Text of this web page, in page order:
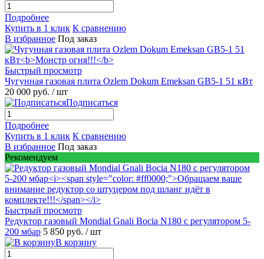
Подробнее
Купить в 1 клик К сравнению
В избранное Под заказ
Быстрый просмотр
Чугунная газовая плита Ozlem Dokum Emeksan GB5-1 51 кВт
20 000 руб. / шт
Подписаться
Подробнее
Купить в 1 клик К сравнению
В избранное Под заказ
Рекомендуем
Быстрый просмотр
Редуктор газовый Mondial Gnali Bocia N180 c регулятором 5-
200 мбар 5 850 руб. / шт
В корзину